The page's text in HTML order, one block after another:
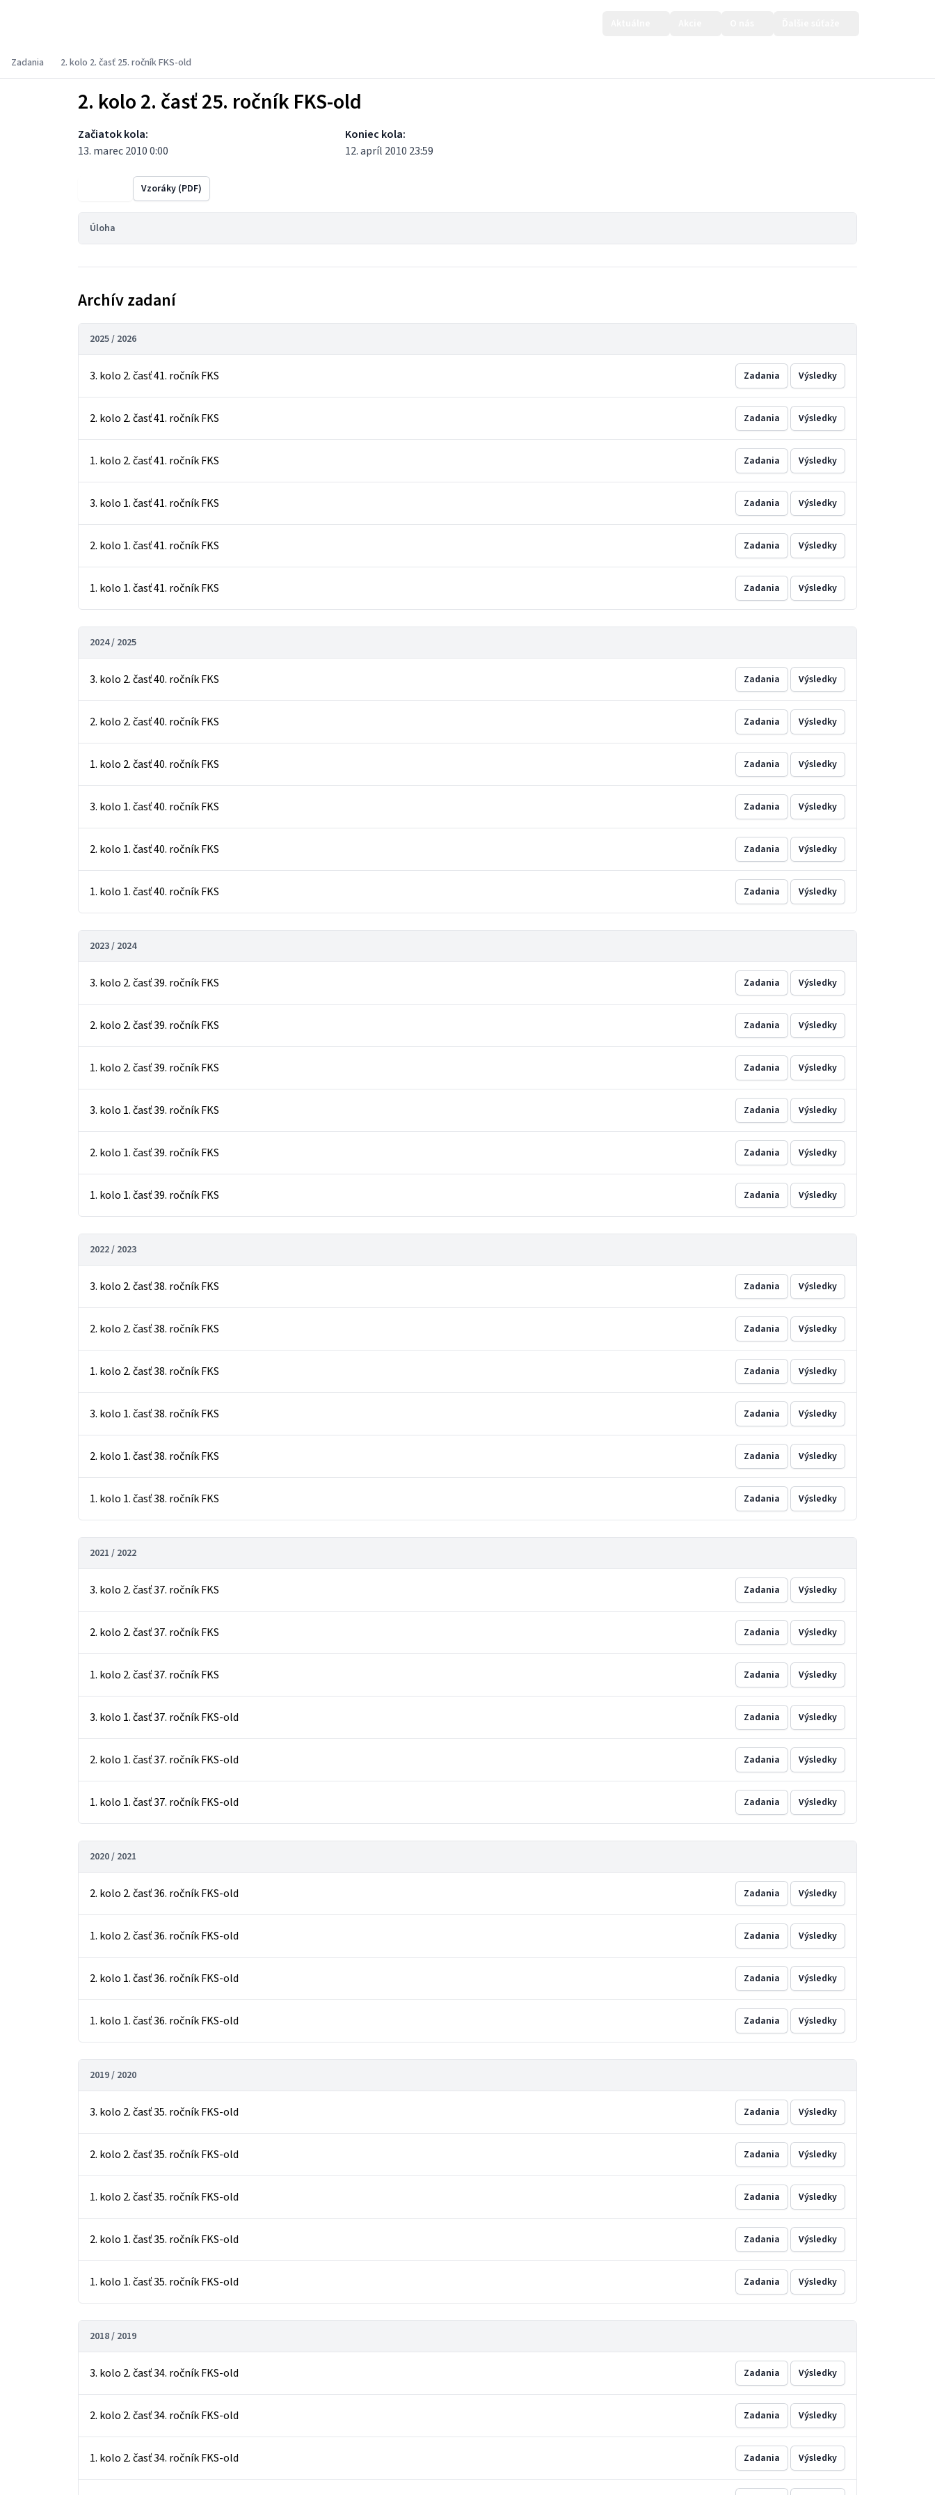
Zadania 2. kolo 2. časť 25. ročník FKS-old
2. kolo 2. časť 25. ročník FKS-old
Začiatok kola:
13. marec 2010 0:00
Koniec kola:
12. apríl 2010 23:59
Vzoráky (PDF)
Úloha
Archív zadaní
2025 / 2026
3. kolo 2. časť 41. ročník FKS Zadania Výsledky
2. kolo 2. časť 41. ročník FKS Zadania Výsledky
1. kolo 2. časť 41. ročník FKS Zadania Výsledky
3. kolo 1. časť 41. ročník FKS Zadania Výsledky
2. kolo 1. časť 41. ročník FKS Zadania Výsledky
1. kolo 1. časť 41. ročník FKS Zadania Výsledky
2024 / 2025
3. kolo 2. časť 40. ročník FKS Zadania Výsledky
2. kolo 2. časť 40. ročník FKS Zadania Výsledky
1. kolo 2. časť 40. ročník FKS Zadania Výsledky
3. kolo 1. časť 40. ročník FKS Zadania Výsledky
2. kolo 1. časť 40. ročník FKS Zadania Výsledky
1. kolo 1. časť 40. ročník FKS Zadania Výsledky
2023 / 2024
3. kolo 2. časť 39. ročník FKS Zadania Výsledky
2. kolo 2. časť 39. ročník FKS Zadania Výsledky
1. kolo 2. časť 39. ročník FKS Zadania Výsledky
3. kolo 1. časť 39. ročník FKS Zadania Výsledky
2. kolo 1. časť 39. ročník FKS Zadania Výsledky
1. kolo 1. časť 39. ročník FKS Zadania Výsledky
2022 / 2023
3. kolo 2. časť 38. ročník FKS Zadania Výsledky
2. kolo 2. časť 38. ročník FKS Zadania Výsledky
1. kolo 2. časť 38. ročník FKS Zadania Výsledky
3. kolo 1. časť 38. ročník FKS Zadania Výsledky
2. kolo 1. časť 38. ročník FKS Zadania Výsledky
1. kolo 1. časť 38. ročník FKS Zadania Výsledky
2021 / 2022
3. kolo 2. časť 37. ročník FKS Zadania Výsledky
2. kolo 2. časť 37. ročník FKS Zadania Výsledky
1. kolo 2. časť 37. ročník FKS Zadania Výsledky
3. kolo 1. časť 37. ročník FKS-old Zadania Výsledky
2. kolo 1. časť 37. ročník FKS-old Zadania Výsledky
1. kolo 1. časť 37. ročník FKS-old Zadania Výsledky
2020 / 2021
2. kolo 2. časť 36. ročník FKS-old Zadania Výsledky
1. kolo 2. časť 36. ročník FKS-old Zadania Výsledky
2. kolo 1. časť 36. ročník FKS-old Zadania Výsledky
1. kolo 1. časť 36. ročník FKS-old Zadania Výsledky
2019 / 2020
3. kolo 2. časť 35. ročník FKS-old Zadania Výsledky
2. kolo 2. časť 35. ročník FKS-old Zadania Výsledky
1. kolo 2. časť 35. ročník FKS-old Zadania Výsledky
2. kolo 1. časť 35. ročník FKS-old Zadania Výsledky
1. kolo 1. časť 35. ročník FKS-old Zadania Výsledky
2018 / 2019
3. kolo 2. časť 34. ročník FKS-old Zadania Výsledky
2. kolo 2. časť 34. ročník FKS-old Zadania Výsledky
1. kolo 2. časť 34. ročník FKS-old Zadania Výsledky